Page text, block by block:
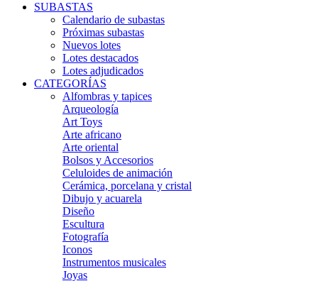
SUBASTAS
Calendario de subastas
Próximas subastas
Nuevos lotes
Lotes destacados
Lotes adjudicados
CATEGORÍAS
Alfombras y tapices
Arqueología
Art Toys
Arte africano
Arte oriental
Bolsos y Accesorios
Celuloides de animación
Cerámica, porcelana y cristal
Dibujo y acuarela
Diseño
Escultura
Fotografía
Iconos
Instrumentos musicales
Joyas